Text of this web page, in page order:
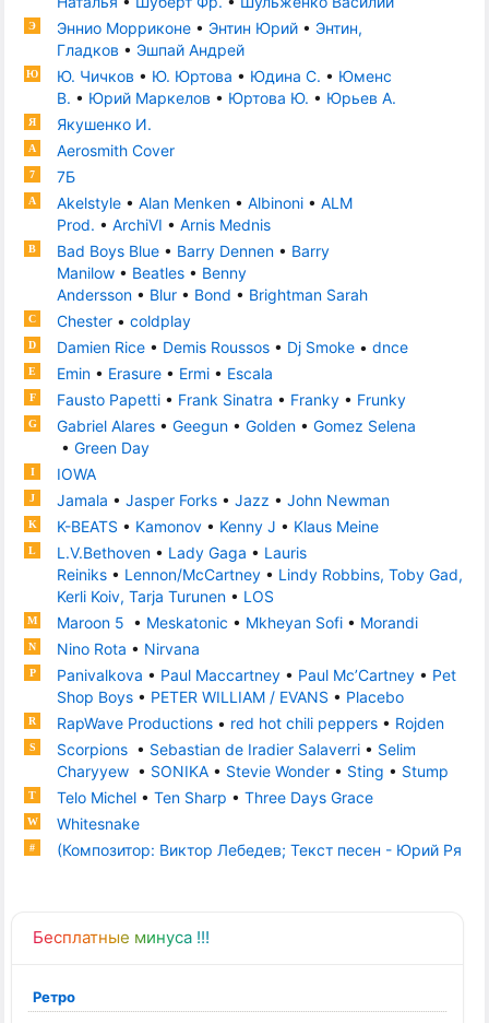
Бесплатные минуса !!!
Ретро
Э Эннио Морриконе • Энтин Юрий • Энтин,
Гладков • Эшпай Андрей
Ю Ю. Чичков • Ю. Юртова • Юдина С. • Юменс
В. • Юрий Маркелов • Юртова Ю. • Юрьев А.
Я Якушенко И.
A Aerosmith Cover
7 7Б
A Akelstyle • Alan Menken • Albinoni • ALM
Prod. • ArchiVI • Arnis Mednis
B Bad Boys Blue • Barry Dennen • Barry
Manilow • Beatles • Benny
Andersson • Blur • Bond • Brightman Sarah
C Chester • coldplay
D Damien Rice • Demis Roussos • Dj Smoke • dnce
E Emin • Erasure • Ermi • Escala
F Fausto Papetti • Frank Sinatra • Franky • Frunky
G Gabriel Alares • Geegun • Golden • Gomez Selena
• Green Day
I IOWA
J Jamala • Jasper Forks • Jazz • John Newman
K K-BEATS • Kamonov • Kenny J • Klaus Meine
L L.V.Bethoven • Lady Gaga • Lauris
Reiniks • Lennon/McCartney • Lindy Robbins, Toby Gad,
Kerli Koiv, Tarja Turunen • LOS
M Maroon 5 • Meskatonic • Mkheyan Sofi • Morandi
N Nino Rota • Nirvana
P Panivalkova • Paul Maccartney • Paul Mc’Cartney • Pet
Shop Boys • PETER WILLIAM / EVANS • Placebo
R RapWave Productions • red hot chili peppers • Rojden
S Scorpions • Sebastian de Iradier Salaverri • Selim
Charyyew • SONIKA • Stevie Wonder • Sting • Stump
T Telo Michel • Ten Sharp • Three Days Grace
W Whitesnake
# (Композитор: Виктор Лебедев; Текст песен - Юрий Ря